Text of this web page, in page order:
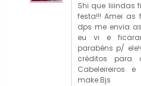
Shi que liiindas
festa!!! Amei as
dps me envia
eu vi e
parabéns p/
créditos para
Cabeleireiros
make.Bjs